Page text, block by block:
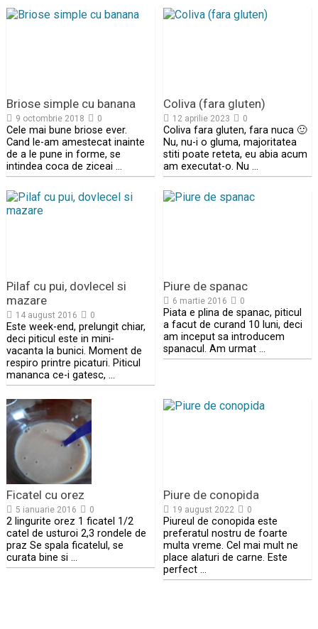
Briose simple cu banana
9 octombrie 2018 0
Cele mai bune briose ever.
Cand le-am amestecat inainte
de a le pune in forme, se
intindea coca de ziceai …
Coliva (fara gluten)
12 aprilie 2023 0
Coliva fara gluten, fara nuca 🙂
Nu, nu-i o gluma, majoritatea
stiti poate reteta, eu abia acum
am executat-o. Nu …
Pilaf cu pui, dovlecel si
mazare
14 august 2016 0
Este week-end, prelungit chiar,
deci piticul este in mini-
vacanta la bunici. Moment de
respiro printre picaturi. Piticul
mananca ce-i gatesc, …
Piure de spanac
6 martie 2016 0
Piata e plina de spanac, piticul
a facut de curand 10 luni, deci
am inceput sa introducem
spanacul. Am urmat …
Ficatel cu orez
5 ianuarie 2016 0
2 lingurite orez 1 ficatel 1/2
catel de usturoi 2,3 rondele de
praz Se spala ficatelul, se
curata bine si …
Piure de conopida
19 august 2022 0
Piureul de conopida este
preferatul nostru de foarte
multa vreme. Cel mai mult ne
place alaturi de carne. Este
perfect …